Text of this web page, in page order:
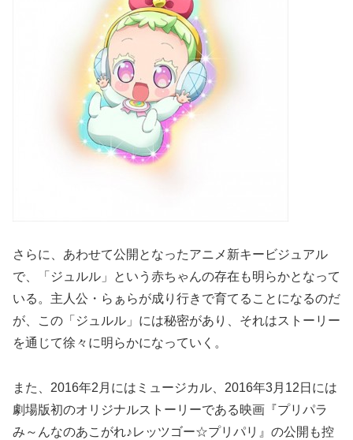
さらに、あわせて公開となったアニメ新キービジュアル
で、「ジュルル」という赤ちゃんの存在も明らかとなって
いる。主人公・らぁらが成り行きで育てることになるのだ
が、この「ジュルル」には秘密があり、それはストーリー
を通じて徐々に明らかになっていく。
また、2016年2月にはミュージカル、2016年3月12日には
劇場版初のオリジナルストーリーである映画『プリパラ
み～んなのあこがれ♪レッツゴー☆プリパリ』の公開も控